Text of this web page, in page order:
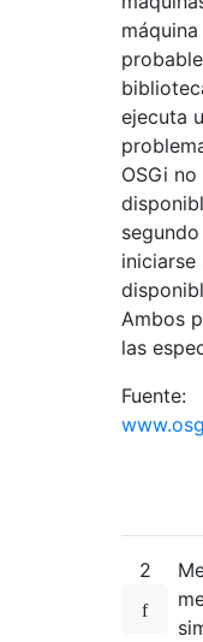
ejecuta
OSGi
Ambos
las
Fuente:
2